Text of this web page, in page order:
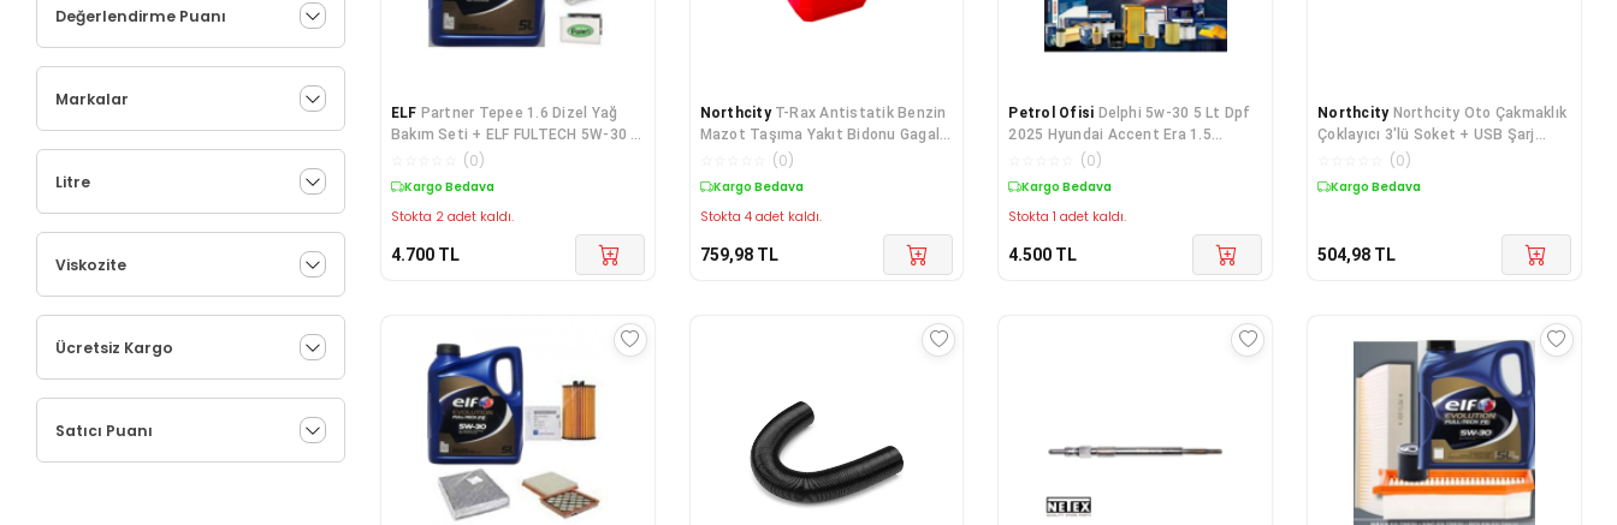
Değerlendirme Puanı
Markalar
Litre
Viskozite
Ücretsiz Kargo
Satıcı Puanı
ELF Partner Tepee 1.6 Dizel Yağ
Bakım Seti + ELF FULTECH 5W-30 5
LT Partiküllü Motoryağı 2025
(0)
Kargo Bedava
Stokta 2 adet kaldı.
4.700 TL
Northcity T-Rax Antistatik Benzin
Mazot Taşıma Yakıt Bidonu Gagalı
5 Lt - Güvenli Depolama
(0)
Kargo Bedava
Stokta 4 adet kaldı.
759,98 TL
Petrol Ofisi Delphi 5w-30 5 Lt Dpf
2025 Hyundai Accent Era 1.5
Uyumlu Crdı Filtre Bakım Seti 2006-
(0)
Kargo Bedava
Stokta 1 adet kaldı.
4.500 TL
Northcity Northcity Oto Çakmaklık
Çoklayıcı 3'lü Soket + USB Şarj
(0)
Kargo Bedava
504,98 TL